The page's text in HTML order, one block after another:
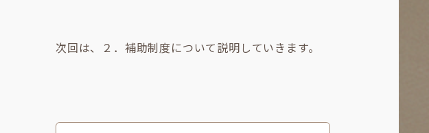
次回は、２．補助制度について説明していきます。